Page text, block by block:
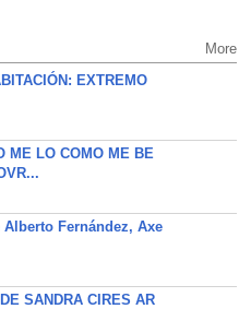
More
EXTREMO
ME LO COMO ME BE
Fernández, Axe
SANDRA CIRES AR